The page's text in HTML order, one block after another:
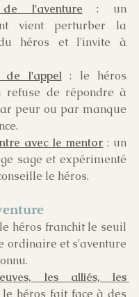
l'aventure : un
vient perturber la
héros et l'invite à
de l'appel : le héros
refuse de répondre à
peur ou par manque
avec le mentor : un
sage et expérimenté
le héros.
héros franchit le seuil
ordinaire et s'aventure
les alliés, les
le héros fait face à des